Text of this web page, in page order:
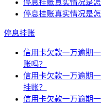
停息挂账真实情况是
停息挂账真实情况是
停息挂账
信用卡欠款一万逾期
账吗？
信用卡欠款一万逾期
挂账？
信用卡欠款一万逾期